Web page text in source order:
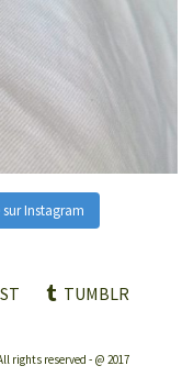
sur Instagram
TUMBLR
rights reserved - @ 2017